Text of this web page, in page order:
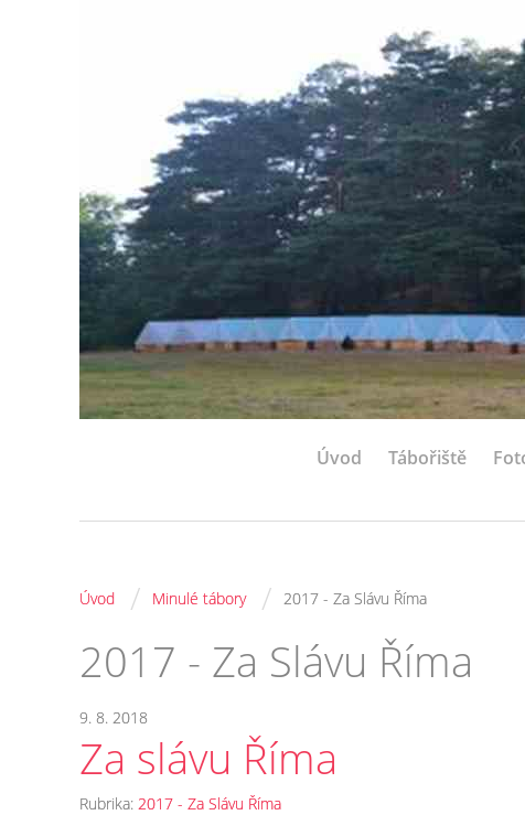
Úvod Tábořiště
Úvod / Minulé tábory / 2017 - Za Slávu Říma
2017 - Za Slávu Říma
9. 8. 2018
Za slávu Říma
Rubrika: 2017 - Za Slávu Říma